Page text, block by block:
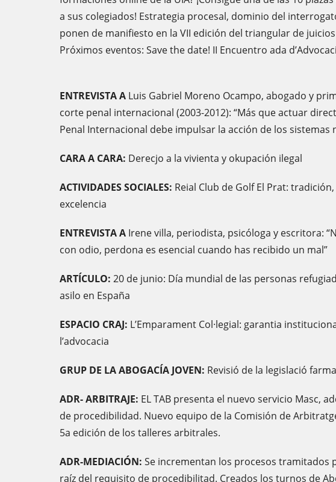
a sus colegiados! Estrategia procesal, dominio del
ponen de manifiesto en la VII edición del triangular de
Próximos eventos: Save the date! II Encuentro ada
ENTREVISTA A Luis Gabriel Moreno Ocampo, abogado y
corte penal internacional (2003-2012): “Más que actuar
Penal Internacional debe impulsar la acción de los sistemas
CARA A CARA: Derecjo a la vivienta y okupación ilegal
ACTIVIDADES SOCIALES: Reial Club de Golf El Prat:
excelencia
ENTREVISTA A Irene villa, periodista, psicóloga y escritora:
con odio, perdona es esencial cuando has recibido un mal”
ARTÍCULO: 20 de junio: Día mundial de las personas
asilo en España
ESPACIO CRAJ: L’Emparament Col·legial: garantia
l’advocacia
GRUP DE LA ABOGACÍA JOVEN: Revisió de la legislació
ADR- ARBITRAJE: EL TAB presenta el nuevo servicio Masc,
de procedibilidad. Nuevo equipo de la Comisión de
5a edición de los talleres arbitrales.
ADR-MEDIACIÓN: Se incrementan los procesos tramitados
raíz del requisito de procedibilitad. Creados los turnos de